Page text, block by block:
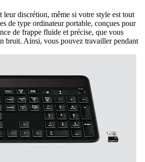
leur discrétion, même si votre style est tout
de type ordinateur portable, conçues pour
de frappe fluide et précise, que vous
bruit. Ainsi, vous pouvez travailler pendant